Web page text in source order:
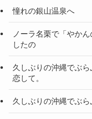
憧れの銀山温泉へ
ノーラ名栗で「やか
したの
久しぶりの沖縄でぶ
恋して。
久しぶりの沖縄でぶら